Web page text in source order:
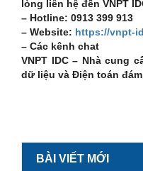
lòng liên hệ đến VNPT
– Hotline: 0913 399 913
– Website: https://vnpt-
– Các kênh chat
VNPT IDC – Nhà cung
dữ liệu và Điện toán
BÀI VIẾT MỚI